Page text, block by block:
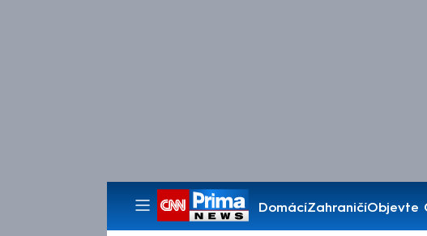
DomácíZahraničíObjevte
Pořady